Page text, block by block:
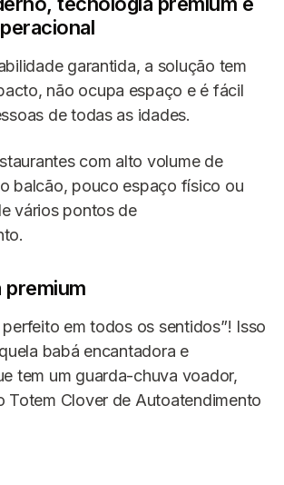
garantida, a solução tem
não ocupa espaço e é fácil
de todas as idades.
com alto volume de
balcão, pouco espaço físico ou
vários pontos de
premium
em todos os sentidos”! Isso
babá encantadora e
tem um guarda-chuva voador,
Totem Clover de Autoatendimento